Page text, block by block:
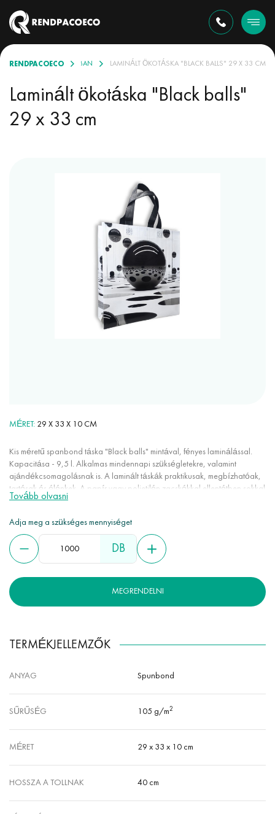
RENDPACOECOVÁLASZTÉKBAN LAMINÁLT ÖKOTÁSKA "BLACK BALLS" 29 X 33 CM
Laminált ökotáska "Black balls"
29 x 33 cm
MÉRET 29 Х 33 Х 10 CM
Kis méretű spanbond táska "Black balls" mintával, fényes laminálással.
Kapacitása - 9,5 l. Alkalmas mindennapi szükségletekre, valamint
ajándékcsomagolásnak is. A laminált táskák praktikusak, megbízhatóak,
tartósak és élénkek. A papír vagy polietilén zacskókkal ellentétben sokkal
tovább bírják. A nyomtatási módszer lehetővé teszi bármilyen minőségi
kölcsönöz a spanbondnak és növeli annak jellemzőit.
Tovább olvasni
Adja meg a szükséges mennyiséget
DB
MEGRENDELNI
TERMÉKJELLEMZŐK
ANYAG Spunbond
SŰRŰSÉG 105 g/m2
MÉRET 29 х 33 х 10 cm
HOSSZA A TOLLNAK 40 cm